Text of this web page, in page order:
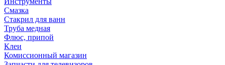
Смазка
Стакрил для ванн
Труба медная
Флюс, припой
Клеи
Комиссионный магазин